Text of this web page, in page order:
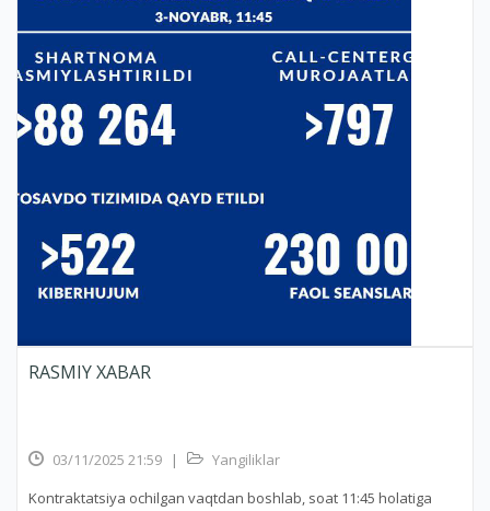
RASMIY XABAR
03/11/2025 21:59 |
Yangiliklar
Kontraktatsiya ochilgan vaqtdan boshlab, soat 11:45 holatiga